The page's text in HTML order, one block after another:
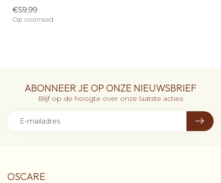
€59,99
Op voorraad
ABONNEER JE OP ONZE NIEUWSBRIEF
Blijf op de hoogte over onze laatste acties
OSCARE